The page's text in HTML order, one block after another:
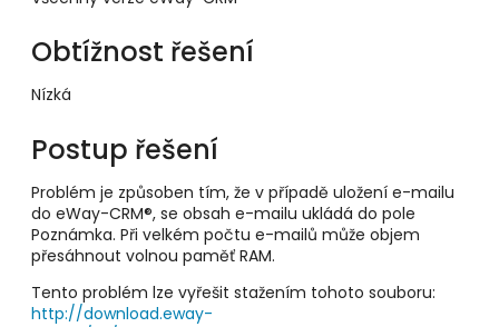
Obtížnost řešení
Nízká
Postup řešení
Problém je způsoben tím, že v případě uložení e-mailu
do eWay-CRM®, se obsah e-mailu ukládá do pole
Poznámka. Při velkém počtu e-mailů může objem
přesáhnout volnou paměť RAM.
Tento problém lze vyřešit stažením tohoto souboru:
http://download.eway-